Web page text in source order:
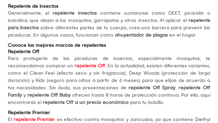
Repelente de insectos
Generalmente, el repelente insectos contiene sustancias como DEET, picaridin o
icaridina, que alejan a los mosquitos, garrapatas y otros insectos. Al aplicar el repelente
para insectos sobre diferentes partes de tu cuerpo, crea una barrera para prevenir las
picaduras. En algunos casos, funcionan como ahuyentador de plagas en el hogar.
Conoce las mejores marcas de repelentes
Repelente Off
Para protegerte de las picaduras de insectos, especialmente mosquitos, te
recomendamos comprar un repelente Off. En la actualidad, existen diferentes variantes,
como el Clean Feel (efecto seco y sin fragancia), Deep Woods (protección de larga
duración) y Kids (seguro para niños a partir de 6 meses) para que elijas de acuerdo a
tus necesidades. Sin duda, sus presentaciones de repelente Off Spray, repelente Off
Familyy repelente Off Babyofrecen hasta 8 horas de protección continua. Por ello, aquí
encontrarás el repelente Off a un precio económico para tu bolsillo.
Repelente Premier
El repelente Premier es efectivo contra mosquitos y zancudos, ya que contiene Diethyl